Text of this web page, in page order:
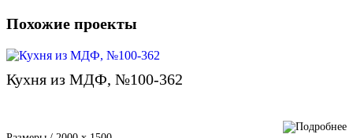
Похожие проекты
Кухня из МДФ, №100-362